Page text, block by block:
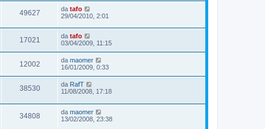
49627 da tafo
29/04/2010, 2:01
17021 da tafo
03/04/2009, 11:15
12002 da maomer
16/01/2009, 0:33
38530 da RafT
11/08/2008, 17:18
34808 da maomer
13/02/2008, 23:38